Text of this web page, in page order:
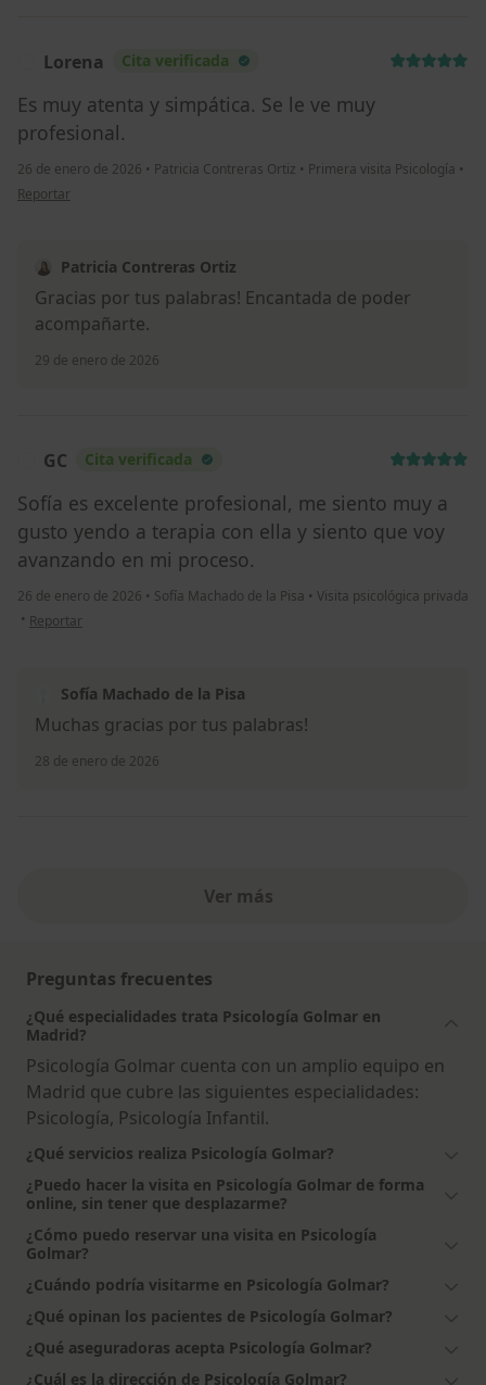
Lorena Cita verificada
Es muy atenta y simpática. Se le ve muy
profesional.
26 de enero de 2026 • Patricia Contreras Ortiz • Primera visita Psicología •
en opinión del usuario Lorena
Reportar
Patricia Contreras Ortiz
Gracias por tus palabras! Encantada de poder
acompañarte.
29 de enero de 2026
GC Cita verificada
Sofía es excelente profesional, me siento muy a
gusto yendo a terapia con ella y siento que voy
avanzando en mi proceso.
26 de enero de 2026 • Sofía Machado de la Pisa • Visita psicológica privada
• en opinión del usuario GC
Reportar
Sofía Machado de la Pisa
Muchas gracias por tus palabras!
28 de enero de 2026
Ver más
Preguntas frecuentes
¿Qué especialidades trata Psicología Golmar en
Madrid?
Psicología Golmar cuenta con un amplio equipo en
Madrid que cubre las siguientes especialidades:
Psicología, Psicología Infantil.
¿Qué servicios realiza Psicología Golmar?
¿Puedo hacer la visita en Psicología Golmar de forma
online, sin tener que desplazarme?
¿Cómo puedo reservar una visita en Psicología
Golmar?
¿Cuándo podría visitarme en Psicología Golmar?
¿Qué opinan los pacientes de Psicología Golmar?
¿Qué aseguradoras acepta Psicología Golmar?
¿Cuál es la dirección de Psicología Golmar?